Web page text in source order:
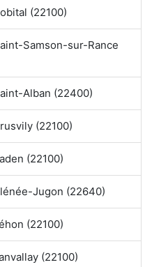
(22100)
Samson-sur-Rance
Alban (22400)
(22100)
(22100)
Jugon (22640)
(22100)
(22100)